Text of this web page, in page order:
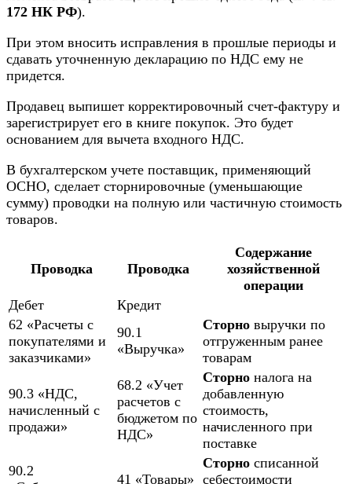
172 НК РФ).
При этом вносить исправления в прошлые периоды и
сдавать уточненную декларацию по НДС ему не
придется.
Продавец выпишет корректировочный счет-фактуру и
зарегистрирует его в книге покупок. Это будет
основанием для вычета входного НДС.
В бухгалтерском учете поставщик, применяющий
ОСНО, сделает сторнировочные (уменьшающие
сумму) проводки на полную или частичную стоимость
товаров.
Проводка Проводка
Содержание
хозяйственной
операции
Дебет
Кредит
62 «Расчеты с
покупателями и
заказчиками»
90.1
«Выручка»
Сторно выручки по
отгруженным ранее
товарам
90.3 «НДС,
начисленный с
продажи»
68.2 «Учет
расчетов с
бюджетом по
НДС»
Сторно налога на
добавленную
стоимость,
начисленного при
поставке
90.2
41 «Товары»
Сторно списанной
себестоимости